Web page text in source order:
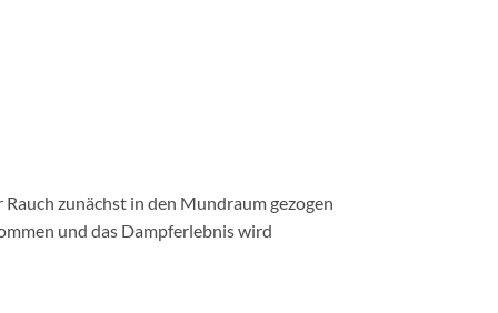
zunächst in den Mundraum gezogen
und das Dampferlebnis wird